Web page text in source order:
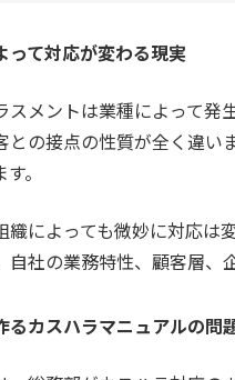
って対応が変わる現実
スメントは業種によって発
との接点の性質が全く違
。
織によっても微妙に対応は
自社の業務特性、顧客層、
るカスハラマニュアルの問